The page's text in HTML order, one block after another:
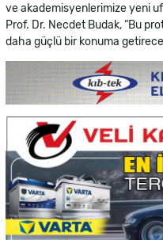
ve akademisyenlerimize yeni
Prof. Dr. Necdet Budak, “Bu
daha güçlü bir konuma